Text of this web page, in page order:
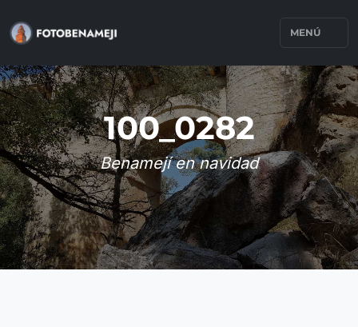
MENÚ
100_0282
Benamejí en navidad